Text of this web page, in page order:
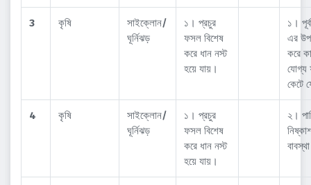
3 কৃষি
সাইক্লোন/
ঘূর্নিঝড়
১। প্রচুর
ফসল বিশেষ
করে ধান নস্ট
হয়ে যায়।
১।
এর
করে
যোগ্য
কেটে
4 কৃষি
সাইক্লোন/
ঘূর্নিঝড়
১। প্রচুর
ফসল বিশেষ
করে ধান নস্ট
হয়ে যায়।
২।